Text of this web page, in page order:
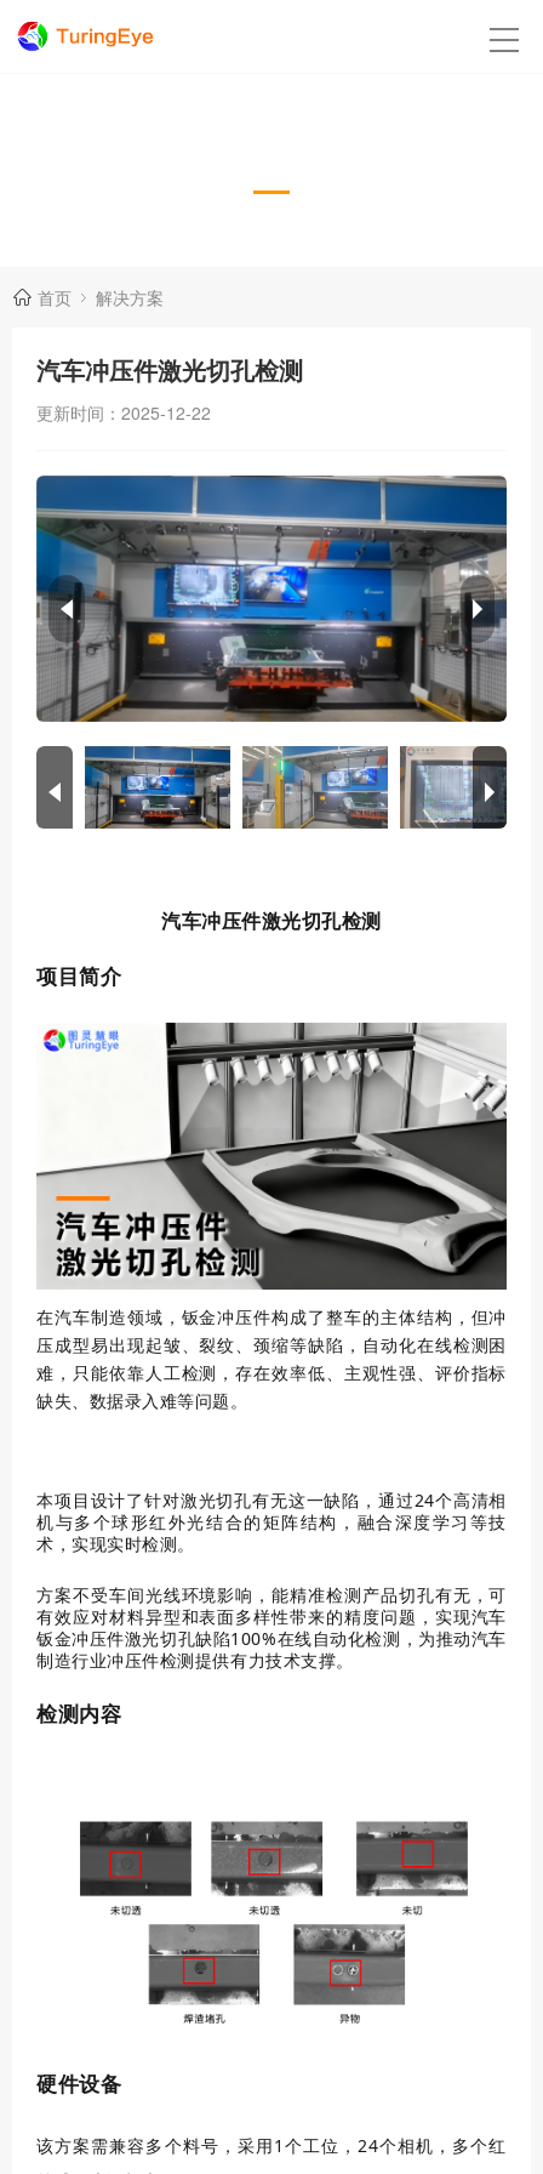
首页 解决方案
汽车冲压件激光切孔检测
更新时间：2025-12-22
汽车冲压件激光切孔检测
项目简介
在汽车制造领域，钣金冲压件构成了整车的主体结构，但冲
压成型易出现起皱、裂纹、颈缩等缺陷，自动化在线检测困
难，只能依靠人工检测，存在效率低、主观性强、评价指标
缺失、数据录入难等问题。
本项目设计了针对激光切孔有无这一缺陷，通过24个高清相
机与多个球形红外光结合的矩阵结构，融合深度学习等技
术，实现实时检测。
方案不受车间光线环境影响，能精准检测产品切孔有无，可
有效应对材料异型和表面多样性带来的精度问题，实现汽车
钣金冲压件激光切孔缺陷100%在线自动化检测，为推动汽车
制造行业冲压件检测提供有力技术支撑。
检测内容
硬件设备
该方案需兼容多个料号， 采用1个工位，24个相机，多个红